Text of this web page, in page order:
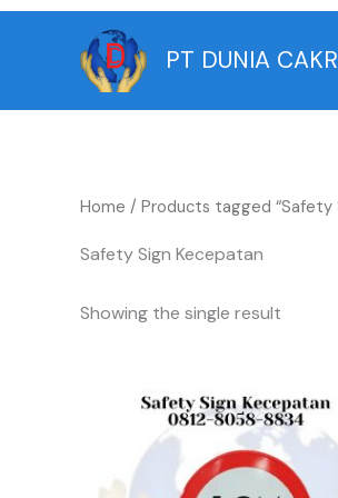
Skip
PT DUNIA
Home / Products tagged “Safety
Safety Sign Kecepatan
Showing the single result